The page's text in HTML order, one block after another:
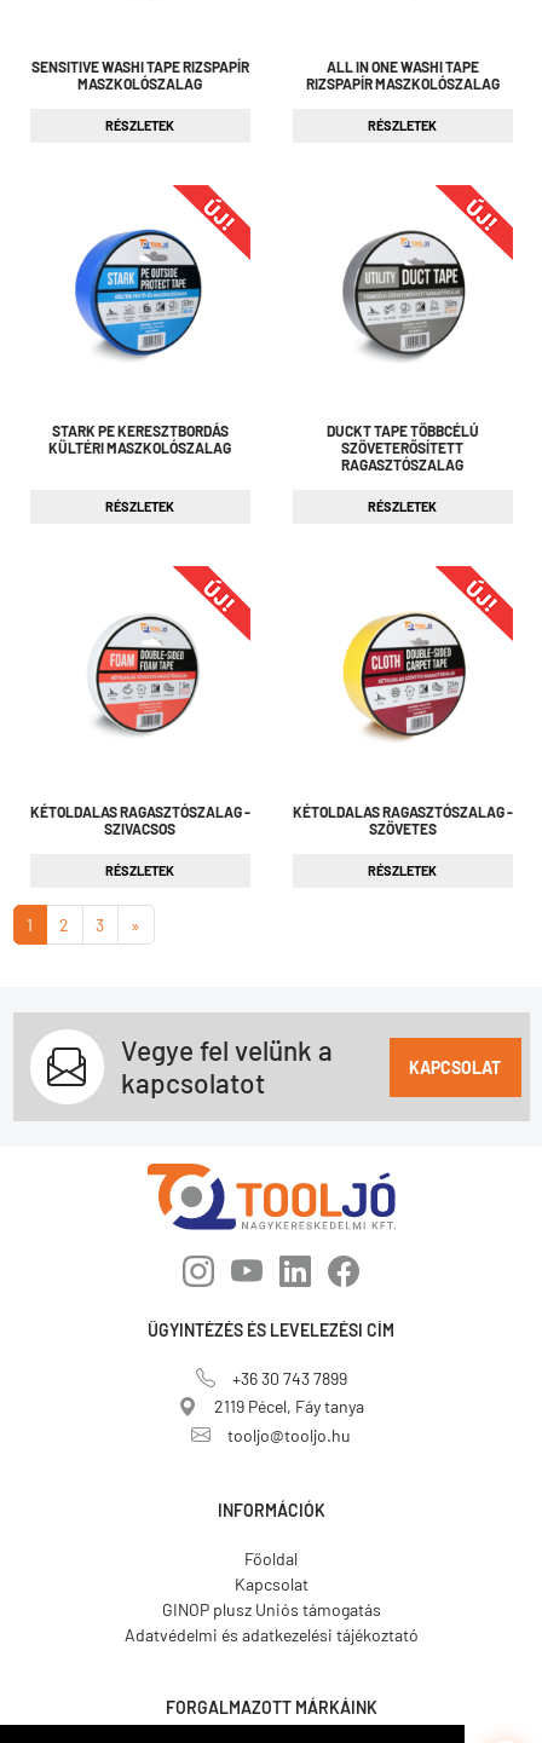
SENSITIVE WASHI TAPE RIZSPAPÍR
MASZKOLÓSZALAG
RÉSZLETEK
ALL IN ONE WASHI TAPE
RIZSPAPÍR MASZKOLÓSZALAG
RÉSZLETEK
STARK PE KERESZTBORDÁS
KÜLTÉRI MASZKOLÓSZALAG
RÉSZLETEK
DUCKT TAPE TÖBBCÉLÚ
SZÖVETERŐSÍTETT
RAGASZTÓSZALAG
RÉSZLETEK
KÉTOLDALAS RAGASZTÓSZALAG -
SZIVACSOS
RÉSZLETEK
KÉTOLDALAS RAGASZTÓSZALAG -
SZÖVETES
RÉSZLETEK
1 2 3 »
Vegye fel velünk a
kapcsolatot
KAPCSOLAT
ÜGYINTÉZÉS ÉS LEVELEZÉSI CÍM
+36 30 743 7899
2119 Pécel, Fáy tanya
tooljo@tooljo.hu
INFORMÁCIÓK
Főoldal
Kapcsolat
GINOP plusz Uniós támogatás
Adatvédelmi és adatkezelési tájékoztató
FORGALMAZOTT MÁRKÁINK